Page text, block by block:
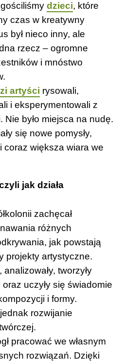
dzieci, które
czas w kreatywny
był nieco inny, ale
rzecz – ogromne
i mnóstwo
artyści rysowali,
i eksperymentowali z
Nie było miejsca na nudę.
się nowe pomysły,
coraz większa wiara we
jak działa
zachęcał
różnych
jak powstają
projekty artystyczne.
tworzyły
uczyły się świadomie
i formy.
rozwijanie
pracować we własnym
rozwiązań. Dzięki